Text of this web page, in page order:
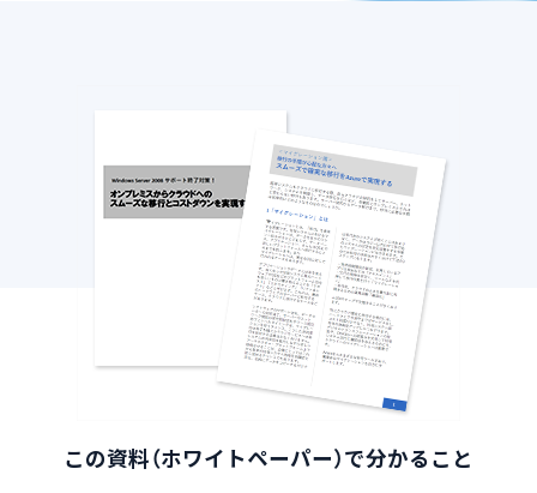
イベント・セミナー
よくある質問
SB C&Sの強み
この資料（ホワイトペーパー）で分かること